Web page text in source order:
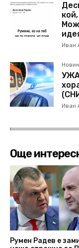
Иван
Иван
Още
Румен Радев е